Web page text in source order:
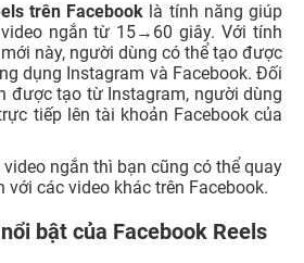
trên Facebook là tính năng giúp
ngắn từ 15→60 giây. Với tính
này, người dùng có thể tạo được
dụng Instagram và Facebook. Đối
được tạo từ Instagram, người dùng
tiếp lên tài khoản Facebook của
ngắn thì bạn cũng có thể quay
với các video khác trên Facebook.
bật của Facebook Reels